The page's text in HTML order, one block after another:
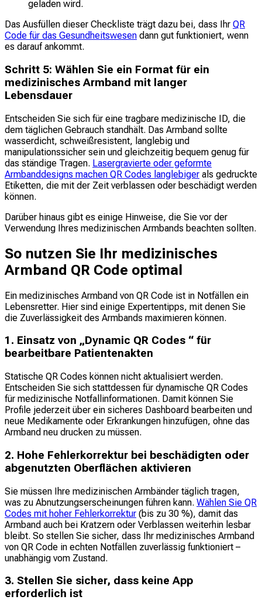
geladen wird.
Das Ausfüllen dieser Checkliste trägt dazu bei, dass Ihr QR
Code für das Gesundheitswesen dann gut funktioniert, wenn
es darauf ankommt.
Schritt 5: Wählen Sie ein Format für ein
medizinisches Armband mit langer
Lebensdauer
Entscheiden Sie sich für eine tragbare medizinische ID, die
dem täglichen Gebrauch standhält. Das Armband sollte
wasserdicht, schweißresistent, langlebig und
manipulationssicher sein und gleichzeitig bequem genug für
das ständige Tragen. Lasergravierte oder geformte
Armbanddesigns machen QR Codes langlebiger als gedruckte
Etiketten, die mit der Zeit verblassen oder beschädigt werden
können.
Darüber hinaus gibt es einige Hinweise, die Sie vor der
Verwendung Ihres medizinischen Armbands beachten sollten.
So nutzen Sie Ihr medizinisches
Armband QR Code optimal
Ein medizinisches Armband von QR Code ist in Notfällen ein
Lebensretter. Hier sind einige Expertentipps, mit denen Sie
die Zuverlässigkeit des Armbands maximieren können.
1. Einsatz von „Dynamic QR Codes “ für
bearbeitbare Patientenakten
Statische QR Codes können nicht aktualisiert werden.
Entscheiden Sie sich stattdessen für dynamische QR Codes
für medizinische Notfallinformationen. Damit können Sie
Profile jederzeit über ein sicheres Dashboard bearbeiten und
neue Medikamente oder Erkrankungen hinzufügen, ohne das
Armband neu drucken zu müssen.
2. Hohe Fehlerkorrektur bei beschädigten oder
abgenutzten Oberflächen aktivieren
Sie müssen Ihre medizinischen Armbänder täglich tragen,
was zu Abnutzungserscheinungen führen kann. Wählen Sie QR
Codes mit hoher Fehlerkorrektur (bis zu 30 %), damit das
Armband auch bei Kratzern oder Verblassen weiterhin lesbar
bleibt. So stellen Sie sicher, dass Ihr medizinisches Armband
von QR Code in echten Notfällen zuverlässig funktioniert –
unabhängig vom Zustand.
3. Stellen Sie sicher, dass keine App
erforderlich ist